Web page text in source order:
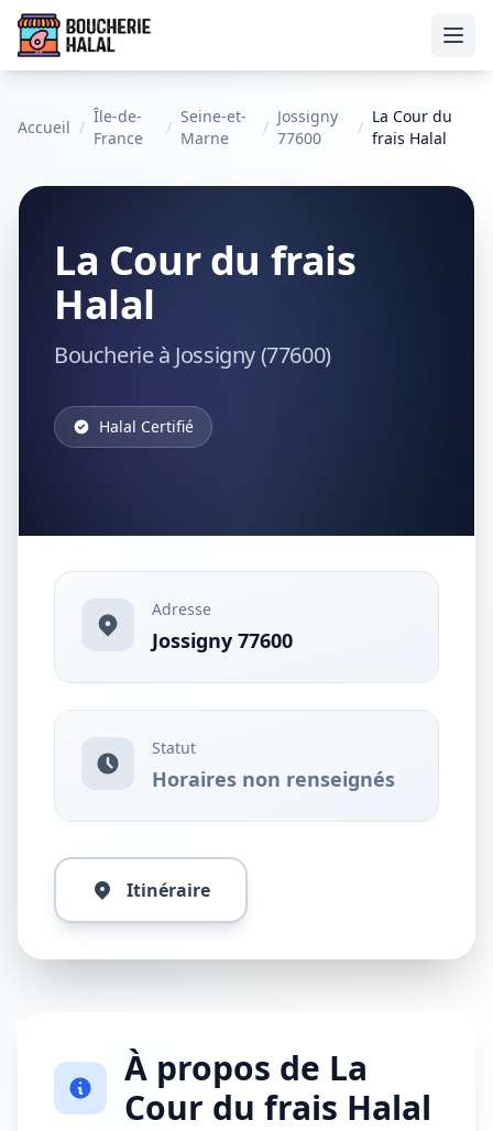
Accueil /
Île-de-
France
/
Seine-et-
Marne
/
Jossigny
77600
/
La Cour du
frais Halal
La Cour du frais
Halal
Boucherie à Jossigny (77600)
Halal Certifié
Adresse
Jossigny 77600
Statut
Horaires non renseignés
Itinéraire
À propos de La
Cour du frais Halal